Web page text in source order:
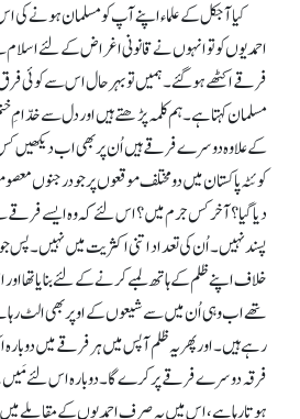
کیا آجکل کے علماء اپنے آپ کو مسلمان ہونے کی
احمدیوں کو تو انہوں نے قانونی اغراض کے لئے اسلام
فرقے اکٹھے ہو گئے۔ ہمیں تو بہرحال اس سے کوئی
مسلمان کہتا ہے۔ ہم کلمہ پڑھتے ہیں اور دل سے خدّامِ
کے علاوہ دوسرے فرقے ہیں اُن پر بھی اب دیکھیں
کوئٹہ پاکستان میں دو مختلف موقعوں پر جو درجنوں
دیا گیا؟ آخر کس جرم میں؟ اس لئے کہ وہ ایسے فرقے
پسندنہیں۔ اُن کی تعداد اتنی اکثریت میں نہیں۔ پس
خلاف اپنے ظلم کے ہاتھ لمبے کرنے کے لئے بنایا تھا
تھے اب وہی اُن میں سے شیعوں کے اوپر بھی الٹ
رہے ہیں۔ اور پھر یہ ظلم آپس میں ہر فرقے میں
فرقہ دوسرے فرقے پر کرے گا۔ دوبارہ اس لئے مَیں
ہوتا رہا ہے، اس میں یہ صرف احمدیوں کے مقابلے